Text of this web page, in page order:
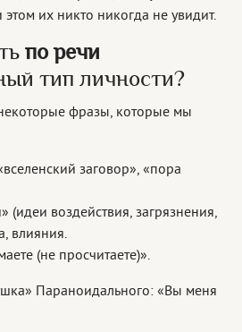
их никто никогда не увидит.
по речи
тип личности?
фразы, которые мы
заговор», «пора
(идеи воздействия, загрязнения,
влияния.
(не просчитаете)».
Параноидального: «Вы меня